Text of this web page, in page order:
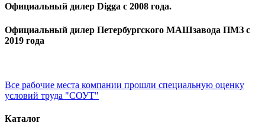
Официальный дилер Digga с 2008 года.
Официальный дилер Петербургского МАШзавода ПМЗ с
2019 года
Все рабочие места компании прошли специальную оценку
условий труда "СОУТ"
Каталог